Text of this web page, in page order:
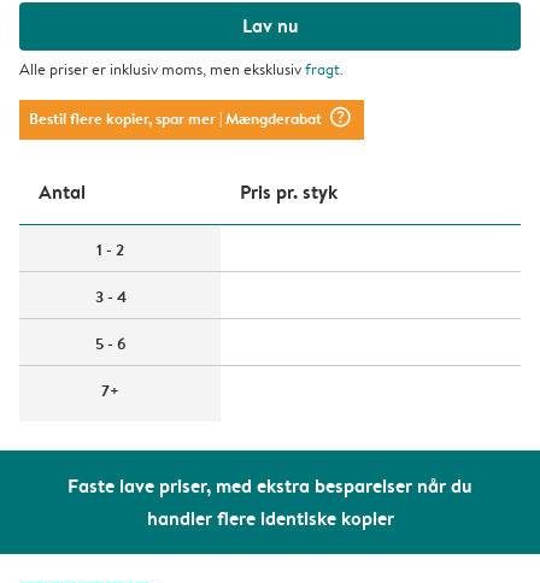
Faste lave priser, med ekstra besparelser når du
handler flere identiske kopier
Lav nu
Alle priser er inklusiv moms, men eksklusivfragt.
Bestil flere kopier, spar mer| Mængderabat question_mark_circle
Antal Pris pr. styk
1 - 2
3 - 4
5 - 6
7+